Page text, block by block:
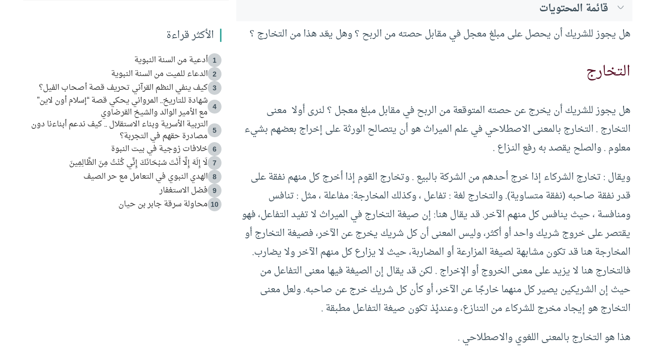
قائمة المحتويات
هل يجوز للشريك أن يحصل على مبلغ معجل في مقابل حصته من الربح ؟ وهل يعّد هذا من التخارج ؟
التخارج
هل يجوز للشريك أن يخرج عن حصته المتوقعة من الربح في مقابل مبلغ معجل ؟ لنرى أولا معنى
التخارج . التخارج بالمعنى الاصطلاحي في علم الميراث هو أن يتصالح الورثة على إخراج بعضهم بشيء
معلوم . والصلح يقصد به رفع النـزاع .
ويقال : تخارج الشركاء إذا خرج أحدهم من الشركة بالبيع . وتخارج القوم إذا أخرج كل منهم نفقة على
قدر نفقة صاحبه (نفقة متساوية). والتخارج لغة : تفاعل ، وكذلك المخارجة: مفاعلة ، مثل : تنافس
ومنافسة ، حيث ينافس كل منهم الآخر. قد يقال هنا: إن صيغة التخارج في الميراث لا تفيد التفاعل، فهو
يقتصر على خروج شريك واحد أو أكثر، وليس المعنى أن كل شريك يخرج عن الآخر، فصيغة التخارج أو
المخارجة هنا قد تكون مشابهة لصيغة المزارعة أو المضاربة، حيث لا يزارع كل منهم الآخر ولا يضارب.
فالتخارج هنا لا يزيد على معنى الخروج أو الإخراج . لكن قد يقال إن الصيغة فيها معنى التفاعل من
حيث إن الشريكين يصير كل منهما خارجًا عن الآخر، أو كأن كل شريك خرج عن صاحبه. ولعل معنى
التخارج هو إيجاد مخرج للشركاء من التنازع، وعندئٍذ تكون صيغة التفاعل مطبقة .
هذا هو التخارج بالمعنى اللغوي والاصطلاحي .
الأكثر قراءة
1 أدعية من السنة النبوية
2 الدعاء للميت من السنة النبوية
3 كيف ينفي النظم القرآني تحريف قصة أصحاب الفيل؟
4
شهادة للتاريخ.. المرواني يحكي قصة “إسلام أون لاين”
مع الأمير الوالد والشيخ القرضاوي
5
التربية الأسرية وبناء الاستقلال .. كيف ندعم أبناءنا دون
مصادرة حقهم في التجربة؟
6 خلافات زوجية في بيت النبوة
7 لَا إِلَهَ إِلَّا أَنْتَ سُبْحَانَكَ إِنِّي كُنْتُ مِنَ الظَّالِمِينَ
8 الهدي النبوي في التعامل مع حر الصيف
9 فضل الاستغفار
10 محاولة سرقة جابر بن حيان